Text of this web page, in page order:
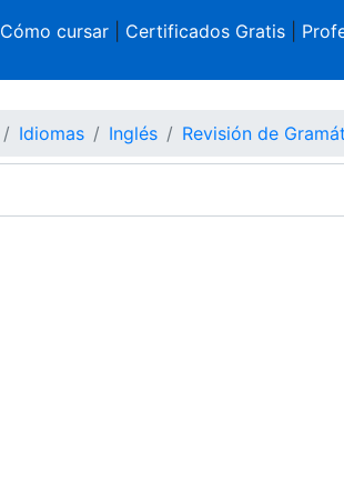
Cómo cursar| Certificados Gratis|
Idiomas Inglés Revisión de